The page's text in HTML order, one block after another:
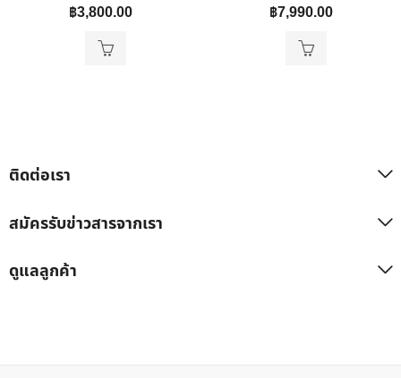
฿3,800.00 ฿7,990.00
ติดต่อเรา
สมัครรับข่าวสารจากเรา
ดูแลลูกค้า